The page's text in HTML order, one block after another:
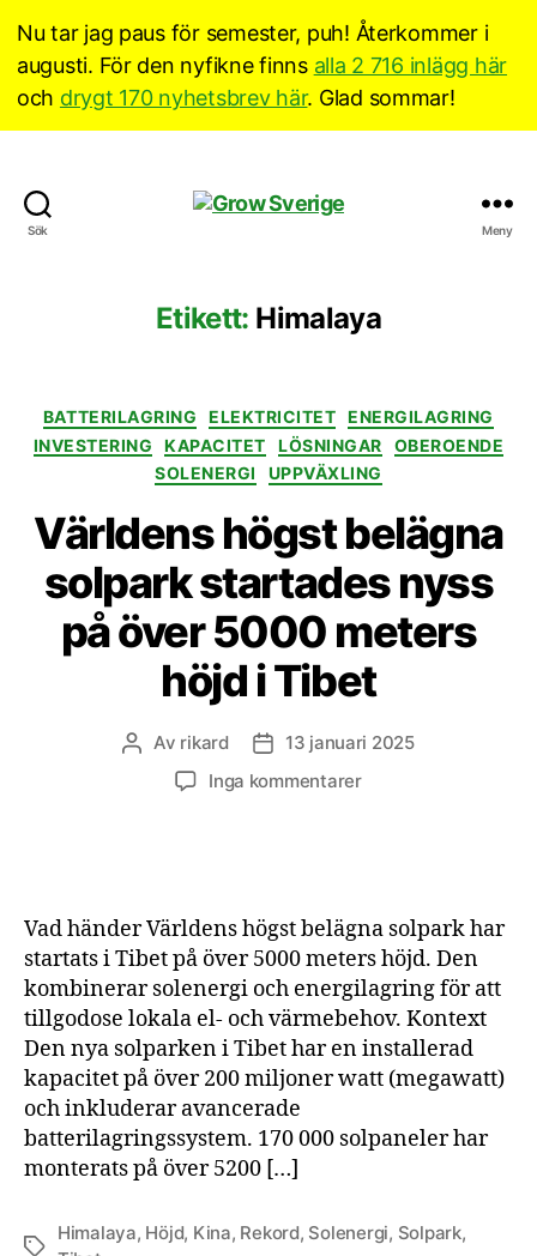
Nu tar jag paus för semester, puh! Återkommer i
augusti. För den nyfikne finns alla 2 716 inlägg här
och drygt 170 nyhetsbrev här. Glad sommar!
Sök Meny
Etikett: Himalaya
Kategorier
BATTERILAGRING ELEKTRICITET
ENERGILAGRING
INVESTERING
KAPACITET LÖSNINGAR
OBEROENDE
SOLENERGI
UPPVÄXLING
Världens högst belägna
solpark startades nyss
på över 5000 meters
höjd i Tibet
Inläggsförfattare
Av rikard Inläggsdatum
13 januari 2025
Inga kommentarertill
nyss
på
över
5000
meters
höjd
Vad händer Världens högst belägna solpark har
startats i Tibet på över 5000 meters höjd. Den
kombinerar solenergi och energilagring för att
tillgodose lokala el- och värmebehov. Kontext
Den nya solparken i Tibet har en installerad
kapacitet på över 200 miljoner watt (megawatt)
och inkluderar avancerade
batterilagringssystem. 170 000 solpaneler har
monterats på över 5200 […]
Etiketter
Himalaya, Höjd, Kina, Rekord, Solenergi, Solpark,